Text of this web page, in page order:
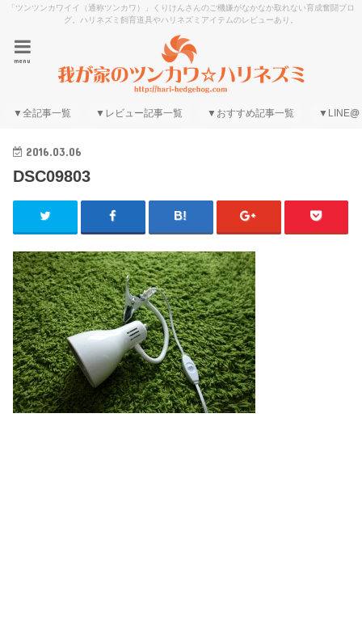
「ツンツンカワイイ（通称ツンカワ）」くりけんさんのご機嫌がなかなか取れない育成奮闘ブロ
グ。ハリネズミ飼育道具やハリネズミアイテムのレビューあり。
menu
▼全記事一覧 ▼レビュー記事一覧 ▼おすすめ記事一覧 ▼LINE@
2016.03.06
DSC09803